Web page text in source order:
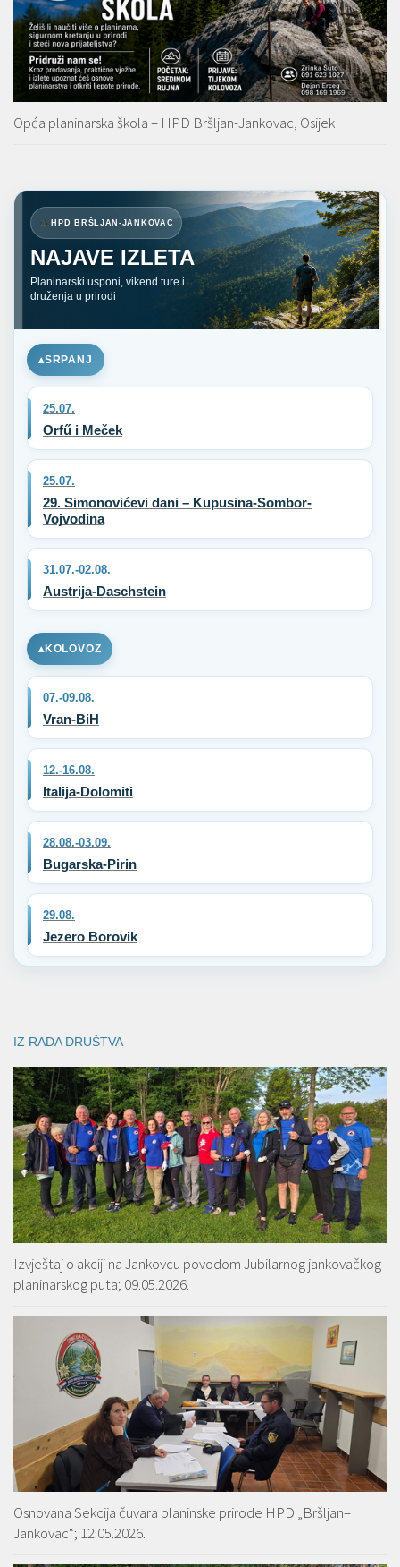
Opća planinarska škola – HPD Bršljan-Jankovac, Osijek
HPD BRŠLJAN-JANKOVAC
NAJAVE IZLETA
Planinarski usponi, vikend ture i
druženja u prirodi
SRPANJ
25.07.
Orfű i Meček
25.07.
29. Simonovićevi dani – Kupusina-Sombor-
Vojvodina
31.07.-02.08.
Austrija-Daschstein
KOLOVOZ
07.-09.08.
Vran-BiH
12.-16.08.
Italija-Dolomiti
28.08.-03.09.
Bugarska-Pirin
29.08.
Jezero Borovik
IZ RADA DRUŠTVA
Izvještaj o akciji na Jankovcu povodom Jubilarnog jankovačkog
planinarskog puta; 09.05.2026.
Osnovana Sekcija čuvara planinske prirode HPD „Bršljan–
Jankovac“; 12.05.2026.